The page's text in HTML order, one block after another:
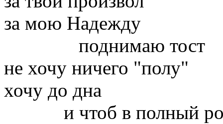
за мою Надежду
поднимаю тост
не хочу ничего "полу"
хочу до дна
и чтоб в полный